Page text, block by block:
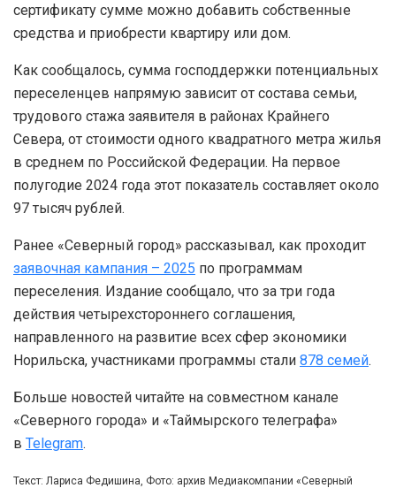
сертификату сумме можно добавить собственные
средства и приобрести квартиру или дом.
Как сообщалось, сумма господдержки потенциальных
переселенцев напрямую зависит от состава семьи,
трудового стажа заявителя в районах Крайнего
Севера, от стоимости одного квадратного метра жилья
в среднем по Российской Федерации. На первое
полугодие 2024 года этот показатель составляет около
97 тысяч рублей.
Ранее «Северный город» рассказывал, как проходит
заявочная кампания – 2025 по программам
переселения. Издание сообщало, что за три года
действия четырехстороннего соглашения,
направленного на развитие всех сфер экономики
Норильска, участниками программы стали 878 семей.
Больше новостей читайте на совместном канале
«Северного города» и «Таймырского телеграфа»
в Telegram.
Текст: Лариса Федишина, Фото: архив Медиакомпании «Северный